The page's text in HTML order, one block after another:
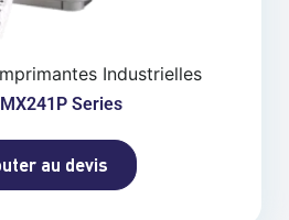
Industrielles
Series
au devis